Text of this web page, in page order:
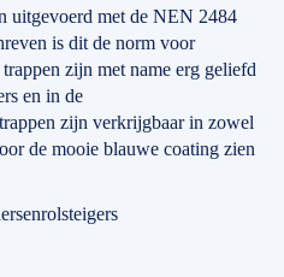
uitgevoerd met de NEN 2484
is dit de norm voor
zijn met name erg geliefd
en in de
zijn verkrijgbaar in zowel
de mooie blauwe coating zien